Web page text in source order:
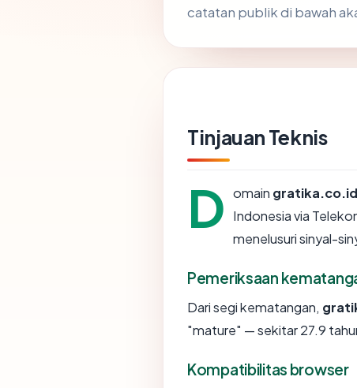
catatan publik di bawah
Tinjauan Teknis
D omain gratika.co.id
Indonesia via
menelusuri sinyal-
Pemeriksaan
Dari segi kematangan,
"mature" — sekitar 27.9
Kompatibilitas browser